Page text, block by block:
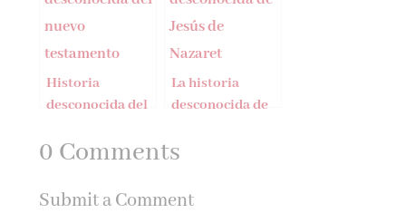
Historia
desconocida del
Testamento
La historia
desconocida de
0 Comments
Submit a Comment